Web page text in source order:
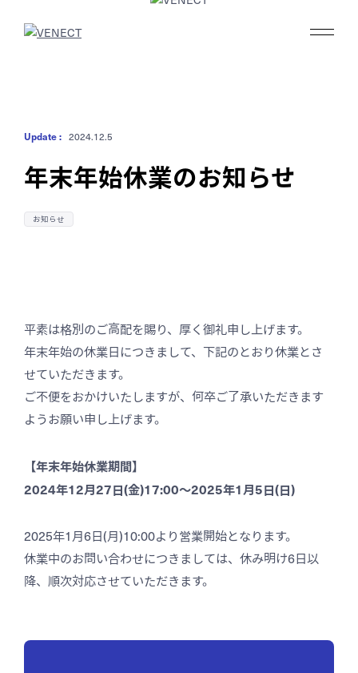
事業内容
実績
採用情報
お問い合わせ
Update : 2024.12.5
年末年始休業のお知らせ
お知らせ
平素は格別のご高配を賜り、厚く御礼申し上げます。
年末年始の休業日につきまして、下記のとおり休業とさ
せていただきます。
ご不便をおかけいたしますが、何卒ご了承いただきます
ようお願い申し上げます。
【年末年始休業期間】
2024年12月27日(金)17:00〜2025年1月5日(日)
2025年1月6日(月)10:00より営業開始となります。
休業中のお問い合わせにつきましては、休み明け6日以
降、順次対応させていただきます。